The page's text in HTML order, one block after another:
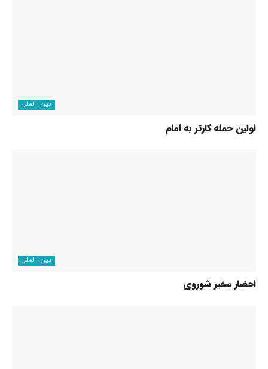
بین الملل
اولین حمله کارتر به امام
بین الملل
احضار سفیر شوروی